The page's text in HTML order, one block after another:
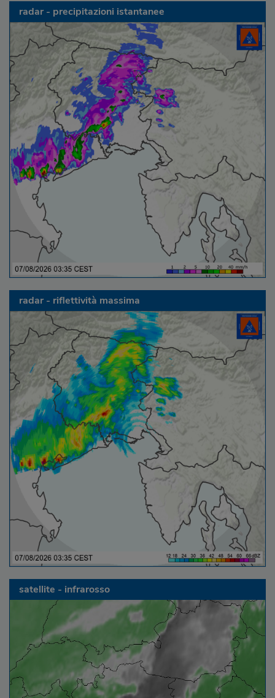
radar - precipitazioni istantanee
radar - riflettività massima
satellite - infrarosso